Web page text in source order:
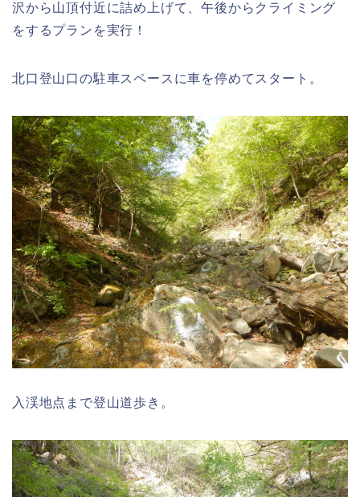
沢から山頂付近に詰め上げて、午後からクライミング
をするプランを実行！
北口登山口の駐車スペースに車を停めてスタート。
入渓地点まで登山道歩き。